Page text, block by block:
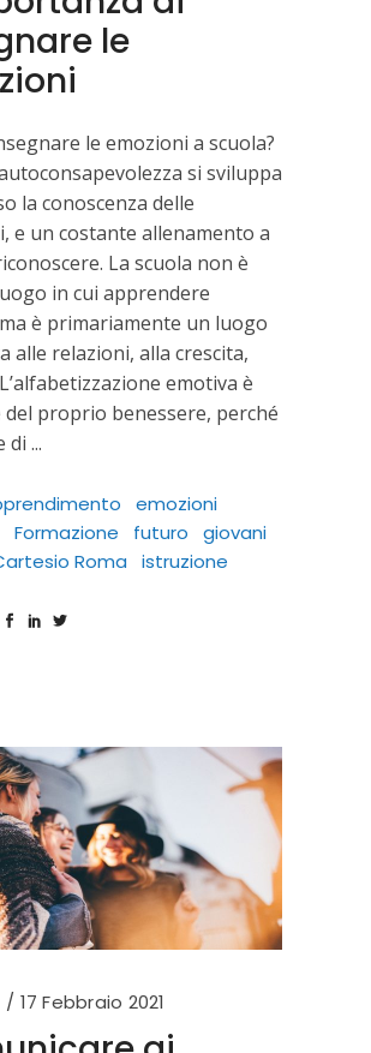
le
le emozioni a scuola?
si sviluppa
la conoscenza delle
e un costante allenamento a
La scuola non è
in cui apprendere
è primariamente un luogo
alle relazioni, alla crescita,
emotiva è
del proprio benessere, perché
di
emozioni
Formazione futuro
giovani
Roma
istruzione
17 Febbraio 2021